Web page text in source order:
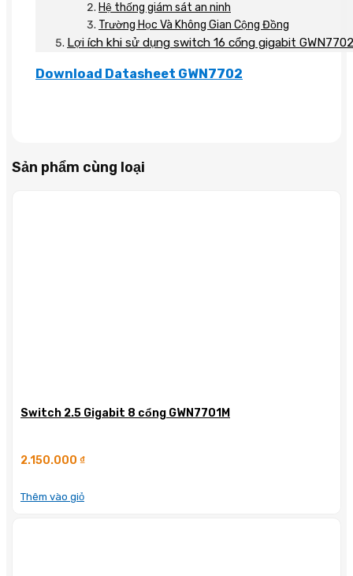
Hệ thống giám sát an ninh
Trường Học Và Không Gian Cộng Đồng
Lợi ích khi sử dụng switch 16 cổng gigabit GWN7702
Download Datasheet GWN7702
Sản phẩm cùng loại
Switch 2.5 Gigabit 8 cổng GWN7701M
2.150.000 ₫
Thêm vào giỏ